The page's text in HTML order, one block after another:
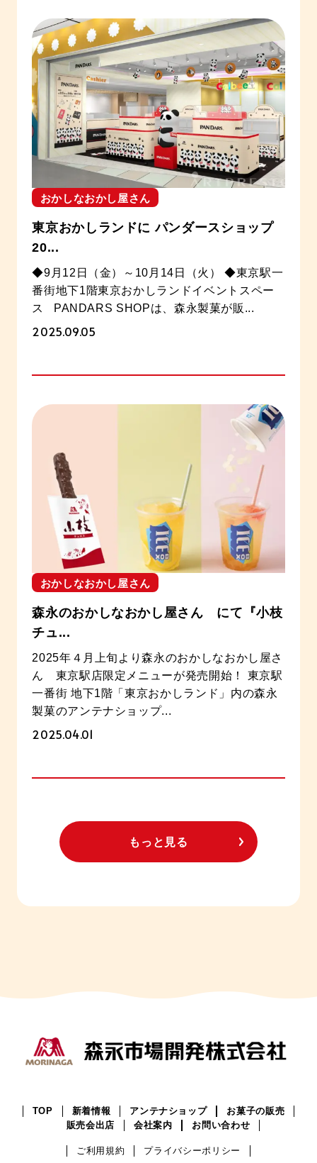
おかしなおかし屋さん
東京おかしランドに パンダースショップ
20...
◆9月12日（金）～10月14日（火） ◆東京駅一
番街地下1階東京おかしランドイベントスペー
ス PANDARS SHOPは、森永製菓が販...
2025.09.05
おかしなおかし屋さん
森永のおかしなおかし屋さん にて『小枝
チュ...
2025年４月上旬より森永のおかしなおかし屋さ
ん 東京駅店限定メニューが発売開始！ 東京駅
一番街 地下1階「東京おかしランド」内の森永
製菓のアンテナショップ...
2025.04.01
もっと見る
TOP 新着情報 アンテナショップ
お菓子の販売
販売会出店
会社案内 お問い合わせ
ご利用規約 プライバシーポリシー